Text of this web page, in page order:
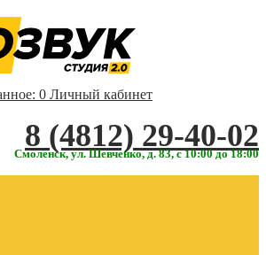
0 Личный кабинет
‎‎8 (4812) 29-40-02
Смоленск, ул. Шевченко, д. 83, с 10:00 до 18:00